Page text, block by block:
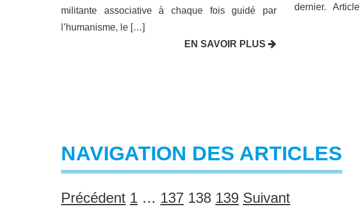
militante associative à chaque fois guidé par
l’humanisme, le […]
EN SAVOIR PLUS
dernier. Article
NAVIGATION DES ARTICLES
Précédent 1 … 137 138 139 Suivant